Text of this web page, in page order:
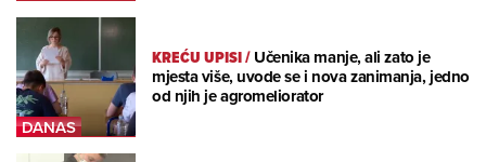
KREĆU UPISI/Učenika manje, ali zato je
mjesta više, uvode se i nova zanimanja, jedno
od njih je agromeliorator